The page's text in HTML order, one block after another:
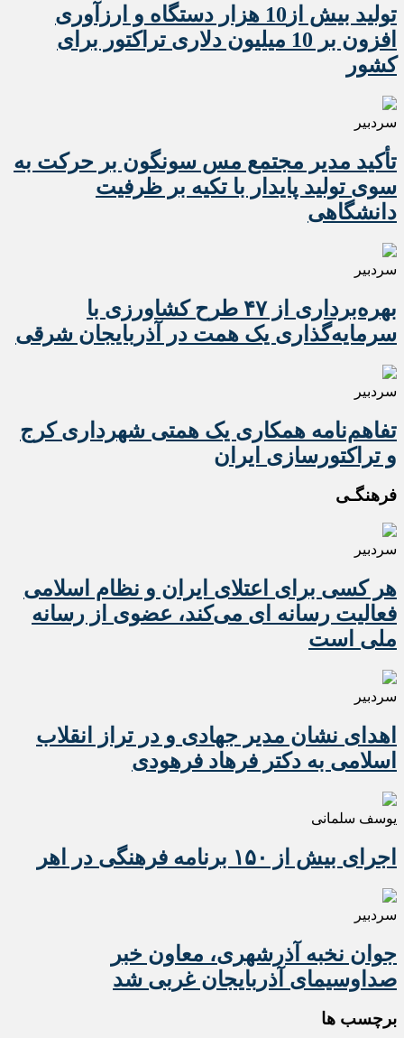
تولید بیش از10 هزار دستگاه و ارزآوری
افزون بر 10 میلیون دلاری تراکتور برای
کشور
سردبیر
تأکید مدیر مجتمع مس سونگون بر حرکت به
سوی تولید پایدار با تکیه بر ظرفیت
دانشگاهی
سردبیر
بهره‌برداری از ۴۷ طرح کشاورزی با
سرمایه‌گذاری یک همت در آذربایجان شرقی
سردبیر
تفاهم‌نامه همکاری یک همتی شهرداری کرج
و تراکتورسازی ایران
فرهنگـی
سردبیر
هر کسی برای اعتلای ایران و نظام اسلامی
فعالیت رسانه ای می‌کند، عضوی از رسانه
ملی است
سردبیر
اهدای نشان مدیر جهادی و در تراز انقلاب
اسلامی به دکتر فرهاد فرهودی
یوسف سلمانی
اجرای بیش از ۱۵۰ برنامه فرهنگی در اهر
سردبیر
جوان نخبه آذرشهری، معاون خبر
صداوسیمای آذربایجان غربی شد
برچسب ها